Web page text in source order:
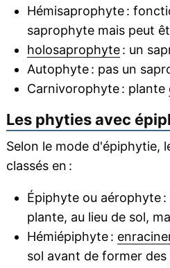
Hémisaprophyte :
saprophyte mais peut
holosaprophyte: un
Autophyte : pas un
Carnivorophyte : plante
Les phyties avec
Selon le mode d'épiphytie,
classés en :
Épiphyte ou aérophyte
plante, au lieu de sol,
Hémiépiphyte :
sol avant de former des